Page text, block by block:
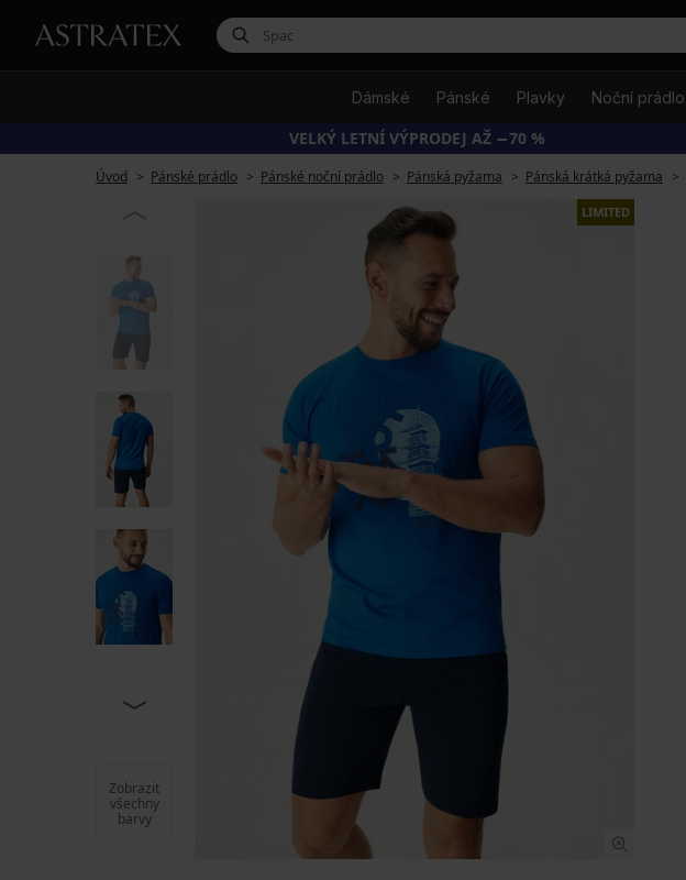
Dámské Pánské Plavky Noční prádlo
VELKÝ LETNÍ VÝPRODEJ AŽ −70 %
Úvod Pánské prádlo Pánské noční prádlo Pánská pyžama Pánská krátká pyžama
Zobrazit
všechny
barvy
LIMITED